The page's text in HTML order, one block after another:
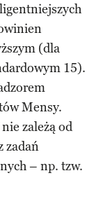
(dla
15).
Mensy.
zależą od
zadań
– np. tzw.